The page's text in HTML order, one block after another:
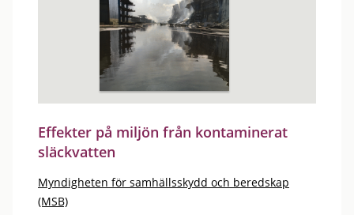
Effekter på miljön från kontaminerat
släckvatten
Myndigheten för samhällsskydd och beredskap
(MSB)